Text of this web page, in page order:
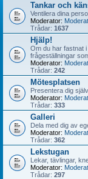
Tankar och
Ventilera dina
Moderator:
Trådar: 1637
Hjälp!
Om du har fastnat
frågeställningar
Moderator:
Trådar: 242
Mötesplatsen
Presentera dig
Moderator:
Trådar: 333
Galleri
Dela med dig av
Moderator:
Trådar: 362
Lekstugan
Lekar, tävlingar,
Moderator:
Trådar: 297